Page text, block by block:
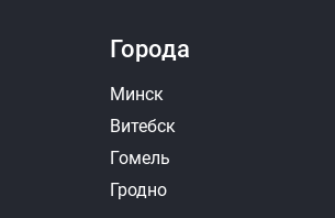
Города
Минск
Витебск
Гомель
Гродно